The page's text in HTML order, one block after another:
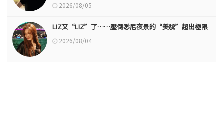
2026/08/05
LIZ又“LIZ”了……壓倒悉尼夜景的“美貌”超出極限
2026/08/04